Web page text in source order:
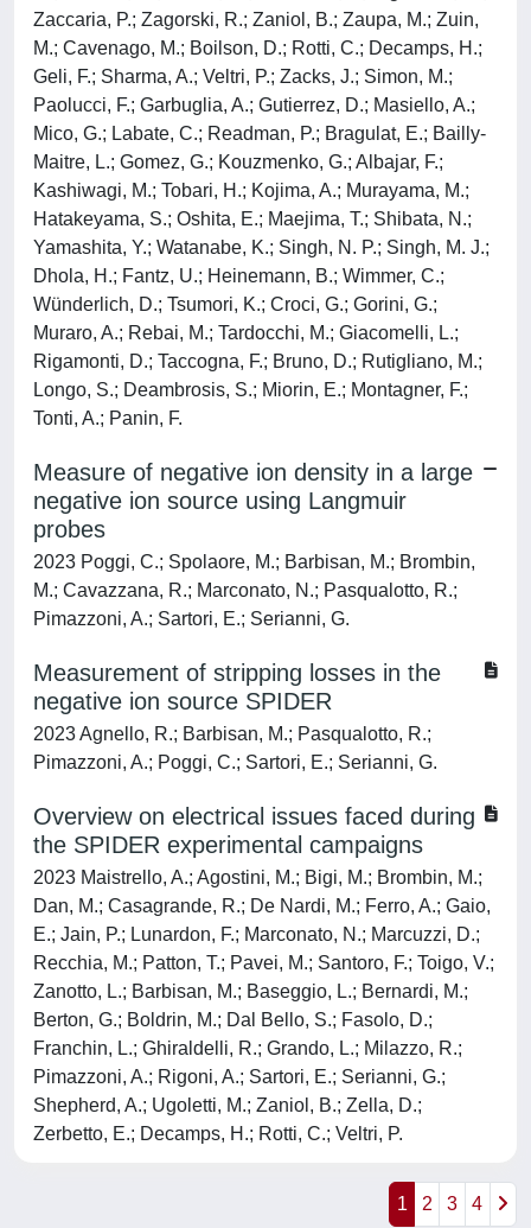
Zaccaria, P.; Zagorski, R.; Zaniol, B.; Zaupa, M.; Zuin,
M.; Cavenago, M.; Boilson, D.; Rotti, C.; Decamps, H.;
Geli, F.; Sharma, A.; Veltri, P.; Zacks, J.; Simon, M.;
Paolucci, F.; Garbuglia, A.; Gutierrez, D.; Masiello, A.;
Mico, G.; Labate, C.; Readman, P.; Bragulat, E.; Bailly-
Maitre, L.; Gomez, G.; Kouzmenko, G.; Albajar, F.;
Kashiwagi, M.; Tobari, H.; Kojima, A.; Murayama, M.;
Hatakeyama, S.; Oshita, E.; Maejima, T.; Shibata, N.;
Yamashita, Y.; Watanabe, K.; Singh, N. P.; Singh, M. J.;
Dhola, H.; Fantz, U.; Heinemann, B.; Wimmer, C.;
Wünderlich, D.; Tsumori, K.; Croci, G.; Gorini, G.;
Muraro, A.; Rebai, M.; Tardocchi, M.; Giacomelli, L.;
Rigamonti, D.; Taccogna, F.; Bruno, D.; Rutigliano, M.;
Longo, S.; Deambrosis, S.; Miorin, E.; Montagner, F.;
Tonti, A.; Panin, F.
Measure of negative ion density in a large
negative ion source using Langmuir
probes
2023 Poggi, C.; Spolaore, M.; Barbisan, M.; Brombin,
M.; Cavazzana, R.; Marconato, N.; Pasqualotto, R.;
Pimazzoni, A.; Sartori, E.; Serianni, G.
Measurement of stripping losses in the
negative ion source SPIDER
2023 Agnello, R.; Barbisan, M.; Pasqualotto, R.;
Pimazzoni, A.; Poggi, C.; Sartori, E.; Serianni, G.
Overview on electrical issues faced during
the SPIDER experimental campaigns
2023 Maistrello, A.; Agostini, M.; Bigi, M.; Brombin, M.;
Dan, M.; Casagrande, R.; De Nardi, M.; Ferro, A.; Gaio,
E.; Jain, P.; Lunardon, F.; Marconato, N.; Marcuzzi, D.;
Recchia, M.; Patton, T.; Pavei, M.; Santoro, F.; Toigo, V.;
Zanotto, L.; Barbisan, M.; Baseggio, L.; Bernardi, M.;
Berton, G.; Boldrin, M.; Dal Bello, S.; Fasolo, D.;
Franchin, L.; Ghiraldelli, R.; Grando, L.; Milazzo, R.;
Pimazzoni, A.; Rigoni, A.; Sartori, E.; Serianni, G.;
Shepherd, A.; Ugoletti, M.; Zaniol, B.; Zella, D.;
Zerbetto, E.; Decamps, H.; Rotti, C.; Veltri, P.
1 2 3 4